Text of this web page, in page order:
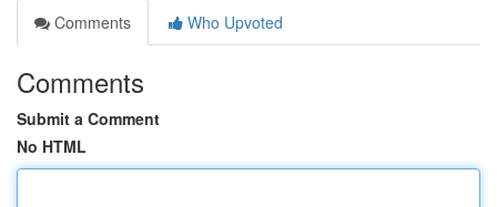
Comments
Who Upvoted
Comments
Submit a Comment
No HTML